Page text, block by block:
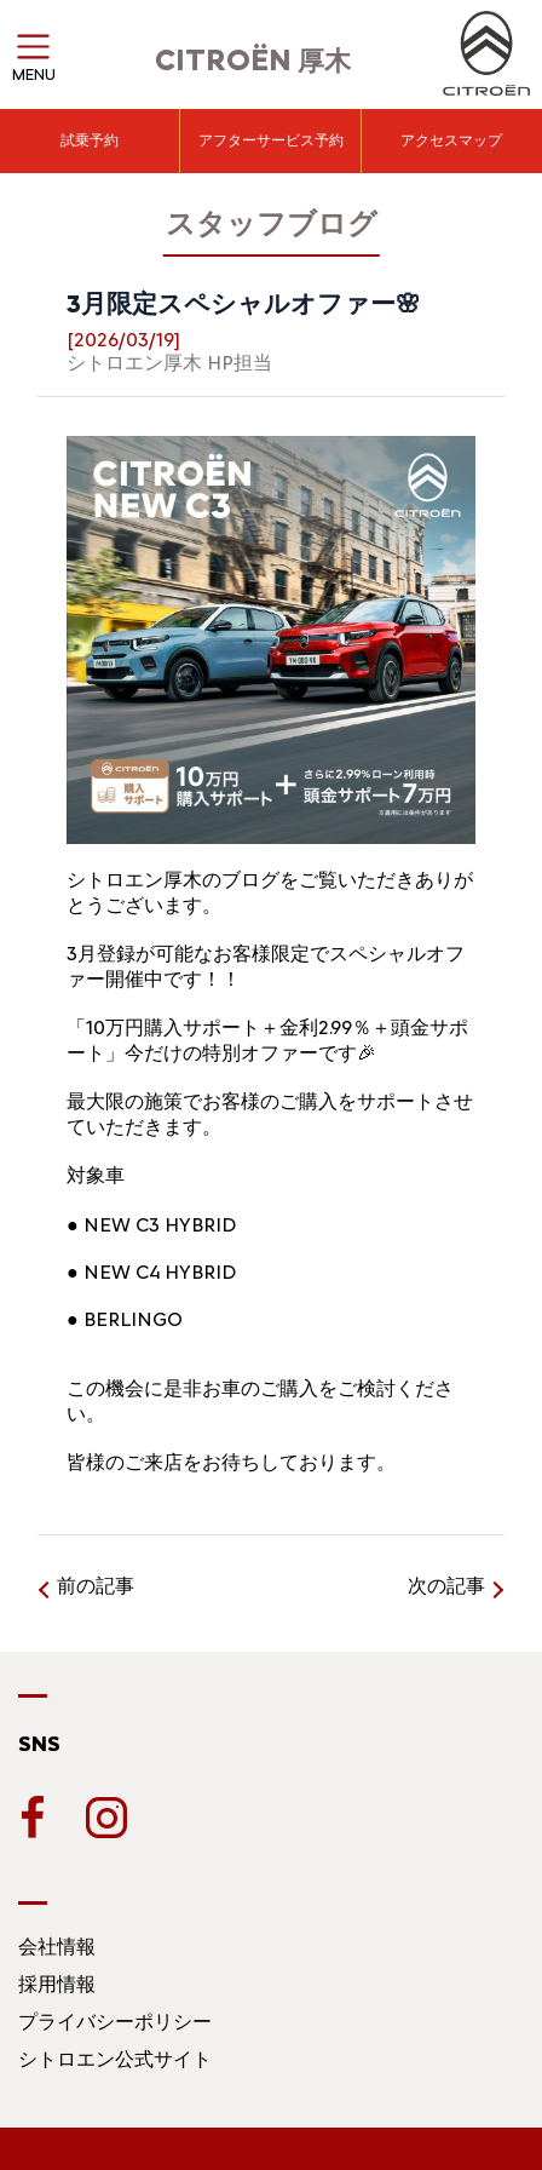
CITROËN 厚木
MENU
試乗予約 アフターサービス予約 アクセスマップ
スタッフブログ
3月限定スペシャルオファー🌸
[2026/03/19]
シトロエン厚木 HP担当
シトロエン厚木のブログをご覧いただきありが
とうございます。
3月登録が可能なお客様限定でスペシャルオフ
ァー開催中です！！
「10万円購入サポート＋金利2.99％＋頭金サポ
ート」今だけの特別オファーです🎉
最大限の施策でお客様のご購入をサポートさせ
ていただきます。
対象車
● NEW C3 HYBRID
● NEW C4 HYBRID
● BERLINGO
この機会に是非お車のご購入をご検討くださ
い。
皆様のご来店をお待ちしております。
前の記事 次の記事
SNS
会社情報
採用情報
プライバシーポリシー
シトロエン公式サイト